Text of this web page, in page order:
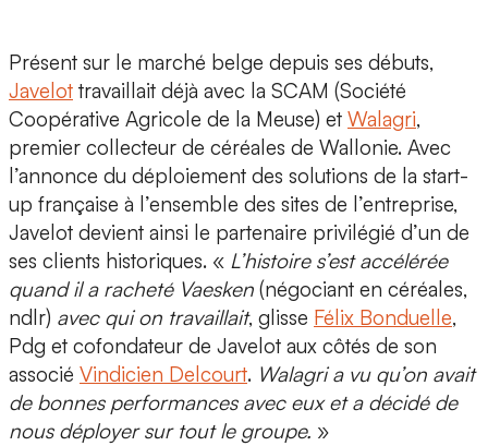
Présent sur le marché belge depuis ses débuts,
Javelot travaillait déjà avec la SCAM (Société
Coopérative Agricole de la Meuse) et Walagri,
premier collecteur de céréales de Wallonie. Avec
l’annonce du déploiement des solutions de la start-
up française à l’ensemble des sites de l’entreprise,
Javelot devient ainsi le partenaire privilégié d’un de
ses clients historiques. « L’histoire s’est accélérée
quand il a racheté Vaesken (négociant en céréales,
ndlr) avec qui on travaillait, glisse Félix Bonduelle,
Pdg et cofondateur de Javelot aux côtés de son
associé Vindicien Delcourt. Walagri a vu qu’on avait
de bonnes performances avec eux et a décidé de
nous déployer sur tout le groupe. »